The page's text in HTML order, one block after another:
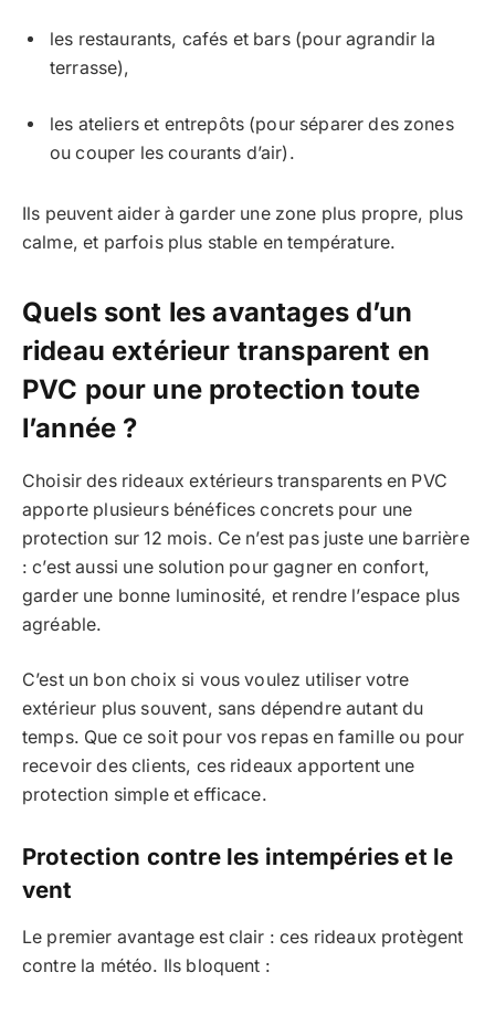
les restaurants, cafés et bars (pour agrandir la
terrasse),
les ateliers et entrepôts (pour séparer des zones
ou couper les courants d’air).
Ils peuvent aider à garder une zone plus propre, plus
calme, et parfois plus stable en température.
Quels sont les avantages d’un
rideau extérieur transparent en
PVC pour une protection toute
l’année ?
Choisir des rideaux extérieurs transparents en PVC
apporte plusieurs bénéfices concrets pour une
protection sur 12 mois. Ce n’est pas juste une barrière
: c’est aussi une solution pour gagner en confort,
garder une bonne luminosité, et rendre l’espace plus
agréable.
C’est un bon choix si vous voulez utiliser votre
extérieur plus souvent, sans dépendre autant du
temps. Que ce soit pour vos repas en famille ou pour
recevoir des clients, ces rideaux apportent une
protection simple et efficace.
Protection contre les intempéries et le
vent
Le premier avantage est clair : ces rideaux protègent
contre la météo. Ils bloquent :